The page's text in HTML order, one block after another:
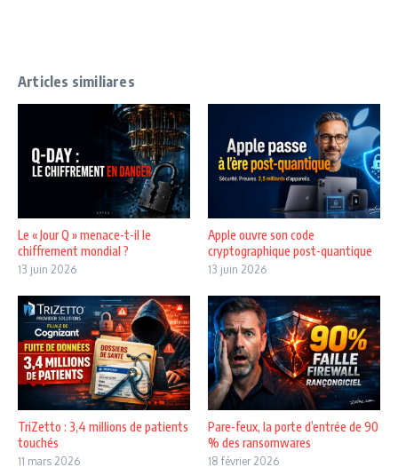
Articles similiares
Le « Jour Q » menace-t-il le
chiffrement mondial ?
13 juin 2026
Apple ouvre son code
cryptographique post-quantique
13 juin 2026
TriZetto : 3,4 millions de patients
touchés
11 mars 2026
Pare-feux, la porte d’entrée de 90
% des ransomwares
18 février 2026